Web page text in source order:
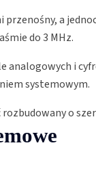
a
do 3 MHz.
analogowych i
systemowym.
o